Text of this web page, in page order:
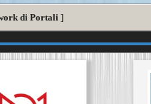
di Portali ]